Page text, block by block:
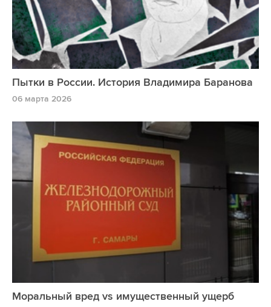
Пытки в России. История Владимира Баранова
06 марта 2026
Моральный вред vs имущественный ущерб